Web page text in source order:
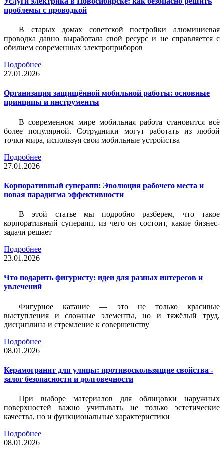
проблемы с проводкой
В старых домах советской постройки алюминиевая
проводка давно выработала свой ресурс и не справляется с
обилием современных электроприборов
Подробнее
27.01.2026
Организация защищённой мобильной работы: основные
принципы и инструменты
В современном мире мобильная работа становится всё
более популярной. Сотрудники могут работать из любой
точки мира, используя свои мобильные устройства
Подробнее
27.01.2026
Корпоративный суперапп: Эволюция рабочего места и
новая парадигма эффективности
В этой статье мы подробно разберем, что такое
корпоративный суперапп, из чего он состоит, какие бизнес-
задачи решает
Подробнее
23.01.2026
Что подарить фигуристу: идеи для разных интересов и
увлечений
Фигурное катание — это не только красивые
выступления и сложные элементы, но и тяжёлый труд,
дисциплина и стремление к совершенству
Подробнее
08.01.2026
Керамогранит для улицы: противоскользящие свойства -
залог безопасности и долговечности
При выборе материалов для облицовки наружных
поверхностей важно учитывать не только эстетические
качества, но и функциональные характеристики
Подробнее
08.01.2026